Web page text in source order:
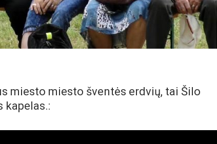
miesto miesto šventės erdvių, tai Šilo
kapelas.: